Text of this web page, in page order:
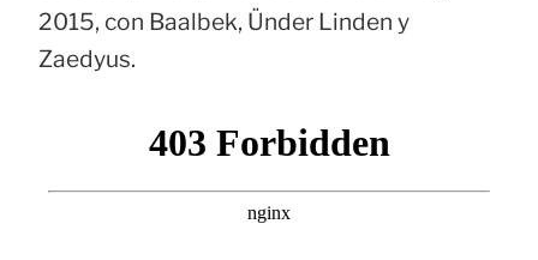
2015, con Baalbek, Ünder Linden y
Zaedyus.